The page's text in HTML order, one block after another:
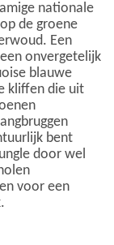
nationale
de groene
Een
onvergetelijk
blauwe
kliffen die uit
bent
door wel
voor een